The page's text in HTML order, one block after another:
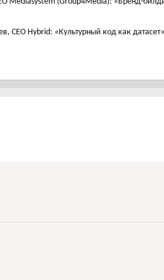
CEO Hybrid: «Культурный код как датасет»